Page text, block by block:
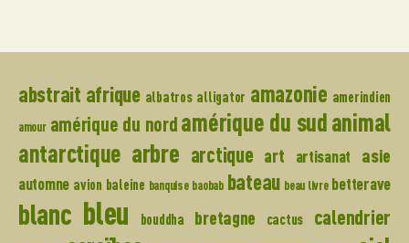
abstrait afrique albatros alligator amazonie amerindien
amour amérique du nord amérique du sudanimal
antarctique arbre arctique art artisanat asie
automne avion baleine banquise baobab bateau beau livre betterave
blanc bleu bouddha bretagne cactus calendrier